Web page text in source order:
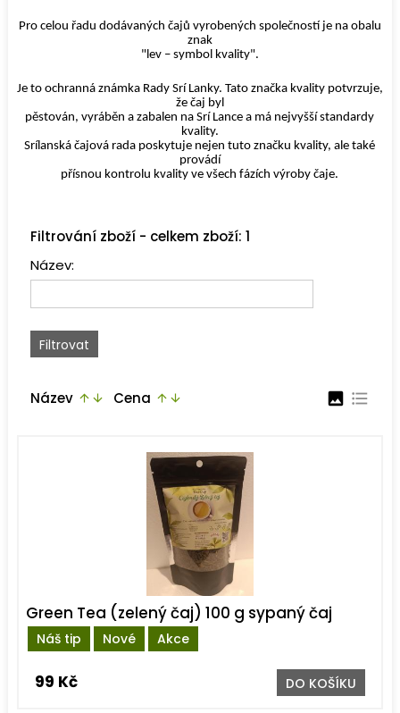
Pro celou řadu dodávaných čajů vyrobených společností je na obalu
znak
"lev – symbol kvality".
Je to ochranná známka Rady Srí Lanky. Tato značka kvality potvrzuje,
že čaj byl
pěstován, vyráběn a zabalen na Srí Lance a má nejvyšší standardy
kvality.
Srílanská čajová rada poskytuje nejen tuto značku kvality, ale také
provádí
přísnou kontrolu kvality ve všech fázích výroby čaje.
Filtrování zboží - celkem zboží: 1
Název:
Název arrow_upward arrow_downward Cena arrow_upward arrow_downward image format_list_bulleted
Náš tip Nové Akce
Green Tea (zelený čaj) 100 g sypaný čaj
99 Kč DO KOŠÍKU